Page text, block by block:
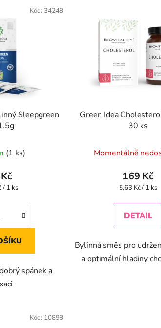
Sleepgreen
(1 ks)
/ 1 ks
spánek a
Kód: 34248
Green Idea
30 ks
Momentálně
169 Kč
Měrná
5,63 Kč / 1 ks
DETAIL
Bylinná směs pro
a optimální hladiny
Kód: 10898